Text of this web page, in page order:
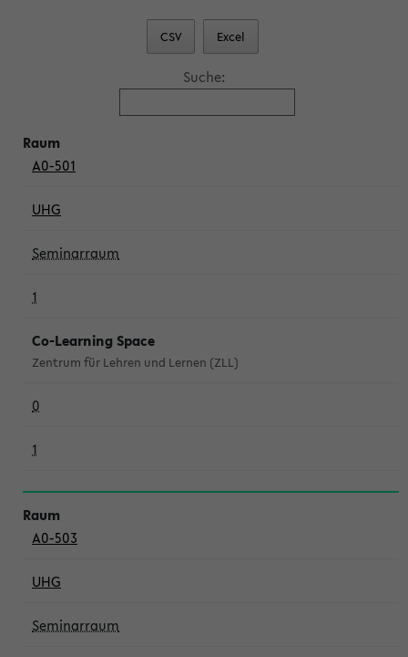
CSV Excel
Suche:
A0-501
UHG
Seminarraum
1
Co-Learning Space
Zentrum für Lehren und Lernen (ZLL)
0
1
A0-503
UHG
Seminarraum